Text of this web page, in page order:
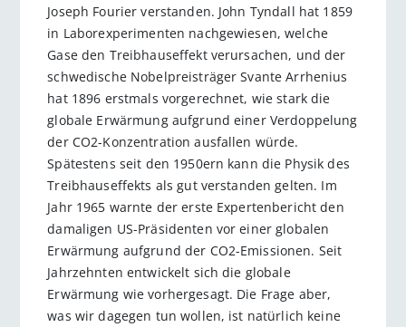
Joseph Fourier verstanden. John Tyndall hat 1859
in Laborexperimenten nachgewiesen, welche
Gase den Treibhauseffekt verursachen, und der
schwedische Nobelpreisträger Svante Arrhenius
hat 1896 erstmals vorgerechnet, wie stark die
globale Erwärmung aufgrund einer Verdoppelung
der CO2-Konzentration ausfallen würde.
Spätestens seit den 1950ern kann die Physik des
Treibhauseffekts als gut verstanden gelten. Im
Jahr 1965 warnte der erste Expertenbericht den
damaligen US-Präsidenten vor einer globalen
Erwärmung aufgrund der CO2-Emissionen. Seit
Jahrzehnten entwickelt sich die globale
Erwärmung wie vorhergesagt. Die Frage aber,
was wir dagegen tun wollen, ist natürlich keine